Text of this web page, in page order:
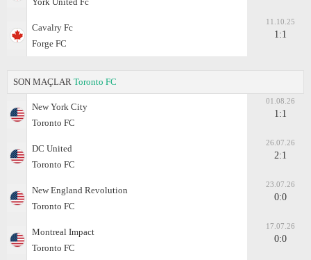
Cavalry Fc
Forge FC
11.10.25
1:1
SON MAÇLAR Toronto FC
New York City
Toronto FC
01.08.26
1:1
DC United
Toronto FC
26.07.26
2:1
New England Revolution
Toronto FC
23.07.26
0:0
Montreal Impact
Toronto FC
17.07.26
0:0